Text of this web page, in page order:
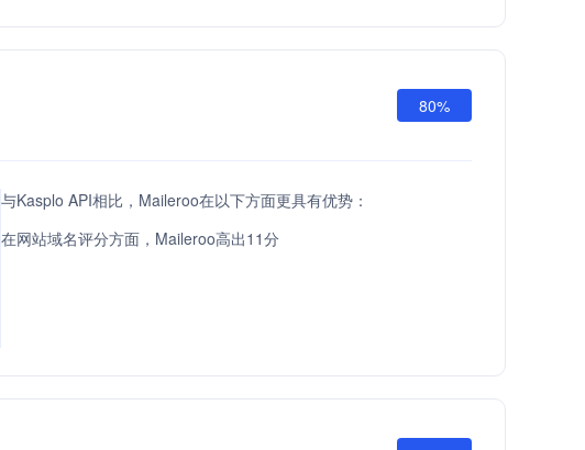
80%
与Kasplo API相比，Maileroo在以下方面更具有优势：
在网站域名评分方面，Maileroo高出11分